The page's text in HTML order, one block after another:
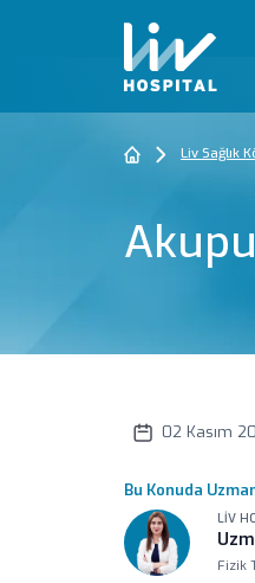
Liv Sağlık
02 Kasım
Bu Konuda
LIV
Fizik